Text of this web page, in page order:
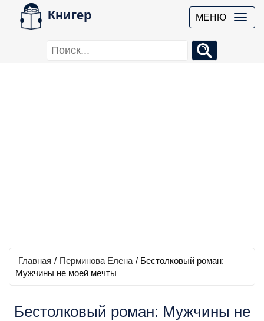
Книгер МЕНЮ
Главная / Перминова Елена / Бестолковый роман:
Мужчины не моей мечты
Бестолковый роман: Мужчины не